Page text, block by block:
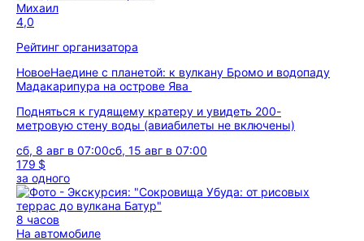
Михаил
4,0
Рейтинг организатора
НовоеНаедине с планетой: к вулкану Бромо и водопаду
Мадакарипура на острове Ява
Подняться к гудящему кратеру и увидеть 200-
метровую стену воды (авиабилеты не включены)
сб, 8 авг в 07:00сб, 15 авг в 07:00
179 $
за одного
8 часов
На автомобиле